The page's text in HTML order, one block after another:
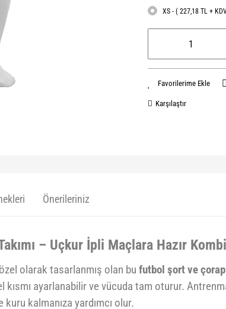
XS - ( 227,18 TL +
Karşılaştır
Önerileriniz
– Uçkur İpli Maçlara Hazır
olarak tasarlanmış olan bu futbol şort ve çorap
kısmı ayarlanabilir ve vücuda tam oturur.
kalmanıza yardımcı olur.